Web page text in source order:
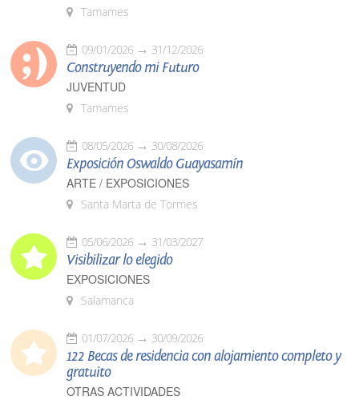
Tamames
09/01/2026 31/12/2026
Construyendo mi Futuro
JUVENTUD
Tamames
08/05/2026 30/08/2026
Exposición Oswaldo Guayasamín
ARTE / EXPOSICIONES
Santa Marta de Tormes
05/06/2026 31/03/2027
Visibilizar lo elegido
EXPOSICIONES
Salamanca
01/07/2026 30/09/2026
122 Becas de residencia con alojamiento completo y
gratuito
OTRAS ACTIVIDADES